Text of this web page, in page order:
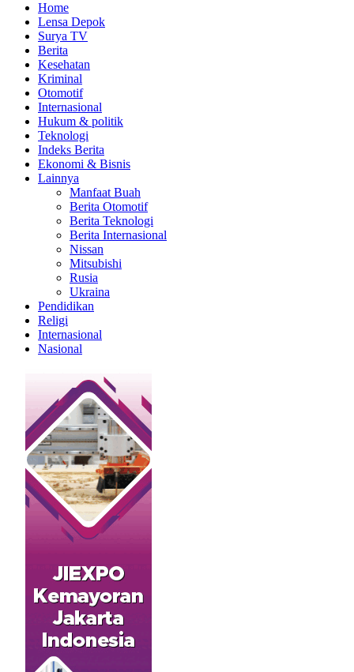
Home
Lensa Depok
Surya TV
Berita
Kesehatan
Kriminal
Otomotif
Internasional
Hukum & politik
Teknologi
Indeks Berita
Ekonomi & Bisnis
Lainnya
Manfaat Buah
Berita Otomotif
Berita Teknologi
Berita Internasional
Nissan
Mitsubishi
Rusia
Ukraina
Pendidikan
Religi
Internasional
Nasional